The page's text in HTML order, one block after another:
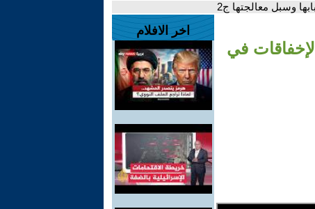
وسبل معالجتها ج2
في
اخر الافلام